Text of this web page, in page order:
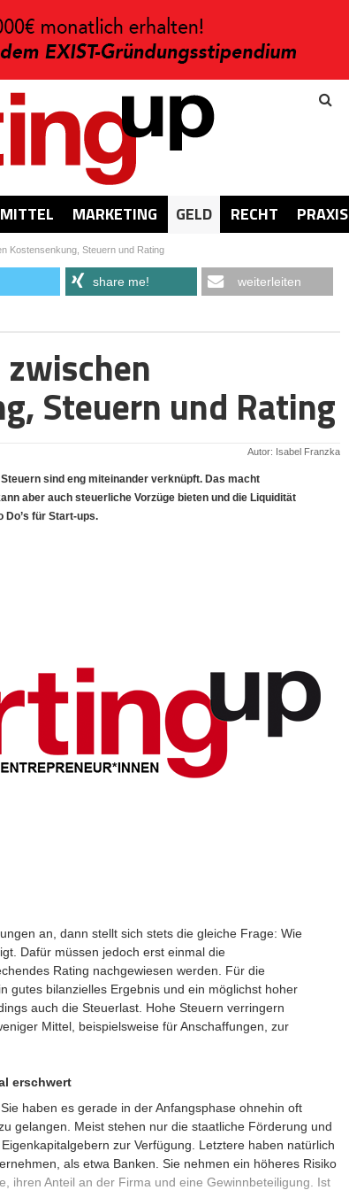
MARKETING GELD RECHT PRAXIS
Kostensenkung, Steuern und Rating
share me! weiterleiten
Steuern und Rating
Autor: Isabel Franzka
sind eng miteinander verknüpft. Das macht
aber auch steuerliche Vorzüge bieten und die Liquidität
Do’s für Start-ups.
an, dann stellt sich stets die gleiche Frage: Wie
Dafür müssen jedoch erst einmal die
Rating nachgewiesen werden. Für die
gutes bilanzielles Ergebnis und ein möglichst hoher
auch die Steuerlast. Hohe Steuern verringern
Mittel, beispielsweise für Anschaffungen, zur
erschwert
haben es gerade in der Anfangsphase ohnehin oft
gelangen. Meist stehen nur die staatliche Förderung und
zur Verfügung. Letztere haben natürlich
als etwa Banken. Sie nehmen ein höheres Risiko
ihren Anteil an der Firma und eine Gewinnbeteiligung. Ist